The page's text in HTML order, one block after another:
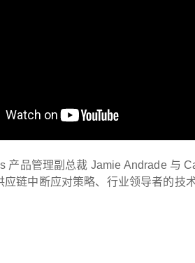
产品管理副总裁 Jamie Andrade 与
应链中断应对策略、行业领导者的技